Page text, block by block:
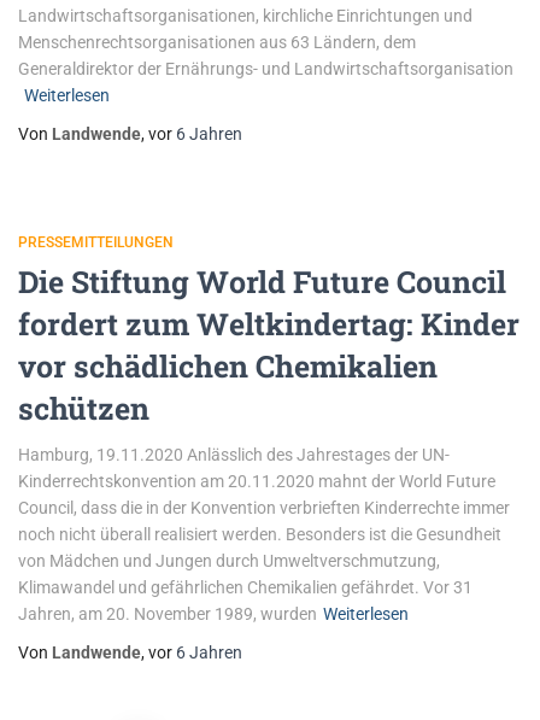
Landwirtschaftsorganisationen, kirchliche Einrichtungen und
Menschenrechtsorganisationen aus 63 Ländern, dem
Generaldirektor der Ernährungs- und Landwirtschaftsorganisation
Weiterlesen
Von Landwende, vor 6 Jahren
PRESSEMITTEILUNGEN
Die Stiftung World Future Council
fordert zum Weltkindertag: Kinder
vor schädlichen Chemikalien
schützen
Hamburg, 19.11.2020 Anlässlich des Jahrestages der UN-
Kinderrechtskonvention am 20.11.2020 mahnt der World Future
Council, dass die in der Konvention verbrieften Kinderrechte immer
noch nicht überall realisiert werden. Besonders ist die Gesundheit
von Mädchen und Jungen durch Umweltverschmutzung,
Klimawandel und gefährlichen Chemikalien gefährdet. Vor 31
Jahren, am 20. November 1989, wurden Weiterlesen
Von Landwende, vor 6 Jahren